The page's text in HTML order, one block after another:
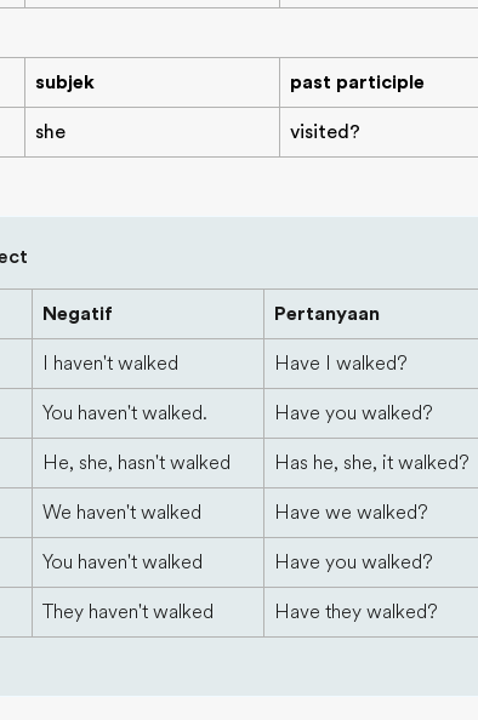
subjek past participle
she visited?
Negatif Pertanyaan
I haven't walked Have I walked?
You haven't walked. Have you walked?
He, she, hasn't walked Has he, she, it walked?
We haven't walked Have we walked?
You haven't walked Have you walked?
They haven't walked Have they walked?